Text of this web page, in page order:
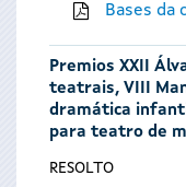
Bases da
Premios XXII
teatrais, VIII
dramática
para teatro de
RESOLTO